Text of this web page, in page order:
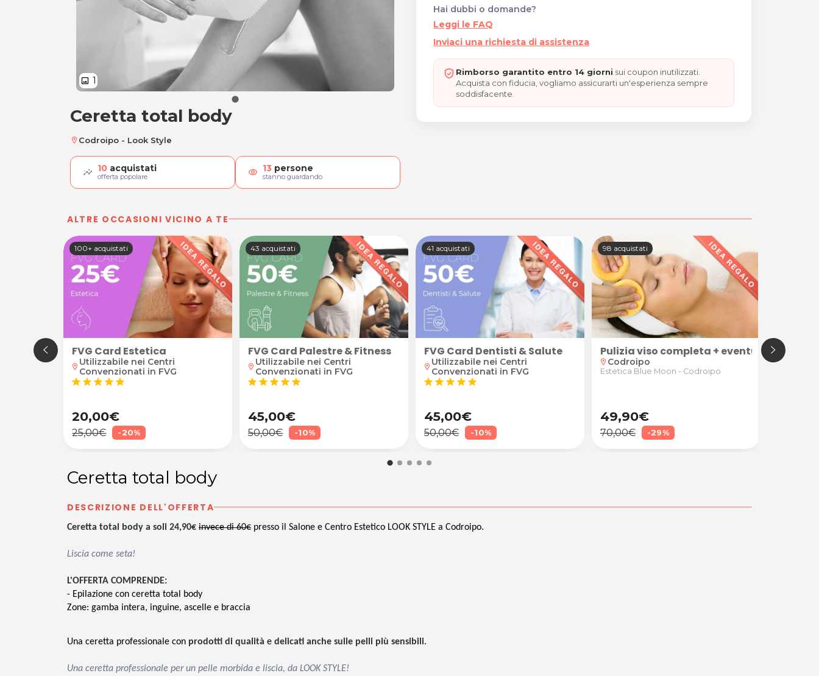
image 1
Ceretta total body
Ceretta total body
location_on Codroipo - Look Style
10 acquistati
offerta popolare visibility 13 persone
stanno guardando
Hai dubbi o domande?
Leggi le FAQ
Inviaci una richiesta di assistenza
Rimborso garantito entro 14 giorni sui coupon inutilizzati.
Acquista con fiducia, vogliamo assicurarti un'esperienza sempre
soddisfacente.
ALTRE OCCASIONI VICINO A TE
semipermanente
100+ acquistati
FVG Card Estetica
location_on Utilizzabile nei Centri
Convenzionati in FVG
star star star star star
20,00€
25,00€ -20%
43 acquistati
FVG Card Palestre & Fitness
location_on Utilizzabile nei Centri
Convenzionati in FVG
star star star star star
45,00€
50,00€ -10%
41 acquistati
FVG Card Dentisti & Salute
location_on Utilizzabile nei Centri
Convenzionati in FVG
star star star star star
45,00€
50,00€ -10%
98 acquistati
Pulizia viso completa + eventuale
location_on Codroipo
Estetica Blue Moon - Codroipo
49,90€
70,00€ -29%
FVG
Ceretta total body
DESCRIZIONE DELL'OFFERTA
Ceretta total body a soli 24,90€ invece di 60€ presso il Salone e Centro Estetico LOOK STYLE a Codroipo.
Liscia come seta!
L'OFFERTA COMPRENDE:
- Epilazione con ceretta total body
Zone: gamba intera, inguine, ascelle e braccia
Una ceretta professionale con prodotti di qualità e delicati anche sulle pelli più sensibili.
Una ceretta professionale per un pelle morbida e liscia, da LOOK STYLE!